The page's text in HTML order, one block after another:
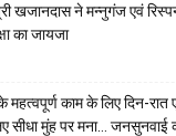
खजानदास ने मन्नुगंज एवं
का जायजा
महत्वपूर्ण काम के लिए दिन-
सीधा मुंह पर मना… जनसुनवाई